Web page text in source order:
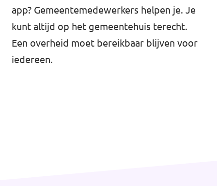
app? Gemeentemedewerkers helpen je. Je
kunt altijd op het gemeentehuis terecht.
Een overheid moet bereikbaar blijven voor
iedereen.